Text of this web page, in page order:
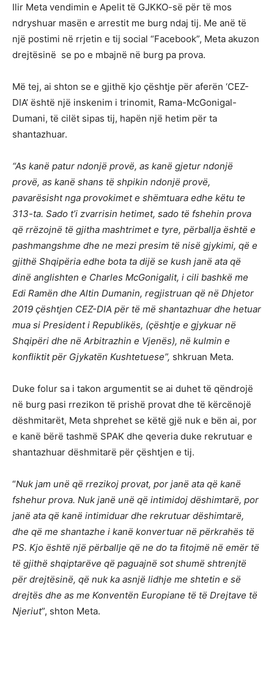
Ilir Meta vendimin e Apelit të GJKKO-së për të mos
ndryshuar masën e arrestit me burg ndaj tij. Me anë të
një postimi në rrjetin e tij social “Facebook”, Meta akuzon
drejtësinë se po e mbajnë në burg pa prova.
Më tej, ai shton se e gjithë kjo çështje për aferën ‘CEZ-
DIA’ është një inskenim i trinomit, Rama-McGonigal-
Dumani, të cilët sipas tij, hapën një hetim për ta
shantazhuar.
“As kanë patur ndonjë provë, as kanë gjetur ndonjë
provë, as kanë shans të shpikin ndonjë provë,
pavarësisht nga provokimet e shëmtuara edhe këtu te
313-ta. Sado t’i zvarrisin hetimet, sado të fshehin prova
që rrëzojnë të gjitha mashtrimet e tyre, përballja është e
pashmangshme dhe ne mezi presim të nisë gjykimi, që e
gjithë Shqipëria edhe bota ta dijë se kush janë ata që
dinë anglishten e Charles McGonigalit, i cili bashkë me
Edi Ramën dhe Altin Dumanin, regjistruan që në Dhjetor
2019 çështjen CEZ-DIA për të më shantazhuar dhe hetuar
mua si President i Republikës, (çështje e gjykuar në
Shqipëri dhe në Arbitrazhin e Vjenës), në kulmin e
konfliktit për Gjykatën Kushtetuese”, shkruan Meta.
Duke folur sa i takon argumentit se ai duhet të qëndrojë
në burg pasi rrezikon të prishë provat dhe të kërcënojë
dëshmitarët, Meta shprehet se këtë gjë nuk e bën ai, por
e kanë bërë tashmë SPAK dhe qeveria duke rekrutuar e
shantazhuar dëshmitarë për çështjen e tij.
“Nuk jam unë që rrezikoj provat, por janë ata që kanë
fshehur prova. Nuk janë unë që intimidoj dëshimtarë, por
janë ata që kanë intimiduar dhe rekrutuar dëshimtarë,
dhe që me shantazhe i kanë konvertuar në përkrahës të
PS. Kjo është një përballje që ne do ta fitojmë në emër të
të gjithë shqiptarëve që paguajnë sot shumë shtrenjtë
për drejtësinë, që nuk ka asnjë lidhje me shtetin e së
drejtës dhe as me Konventën Europiane të të Drejtave të
Njeriut”, shton Meta.